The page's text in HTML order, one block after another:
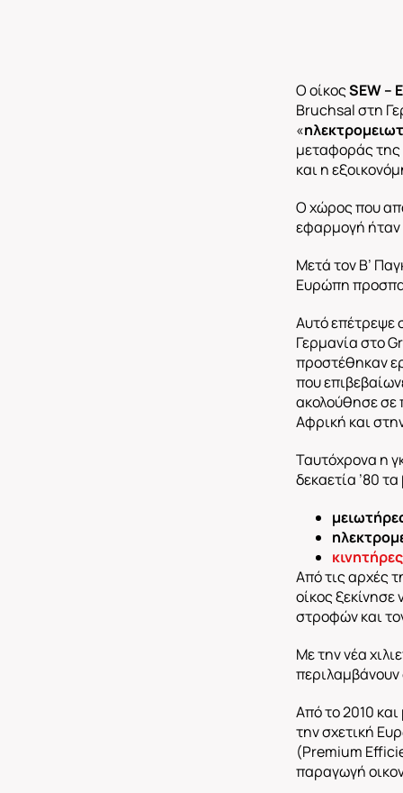
Ο οίκοςSEW–
Bruchsal στη
«
μεταφοράς της
και η
Ο χώρος που
εφαρμογή ήταν
Μετά τον Β’
Ευρώπη
Αυτό επέτρεψε
Γερμανία στο
προστέθηκαν
που
ακολούθησε σε
Αφρική και
Ταυτόχρονα η
δεκαετία ’80
κινητήρες
Από τις αρχές
οίκος
στροφών και
Με την νέα
περιλαμβάνουν
Από το 2010
την σχετική
(Premium
παραγωγή